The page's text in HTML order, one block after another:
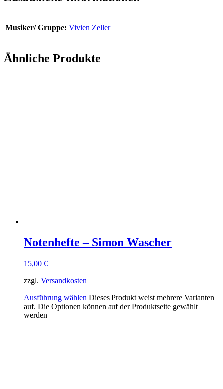
Musiker/ Gruppe: Vivien Zeller
Ähnliche Produkte
Notenhefte – Simon Wascher
15,00 €
zzgl. Versandkosten
Ausführung wählen Dieses Produkt weist mehrere Varianten
auf. Die Optionen können auf der Produktseite gewählt
werden